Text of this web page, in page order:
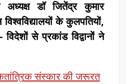
डॉ जितेंद्र कुमार
विश्वविद्यालयों के कुलपतियों,
से प्रकांड विद्वानों ने
संस्कार की जरूरत